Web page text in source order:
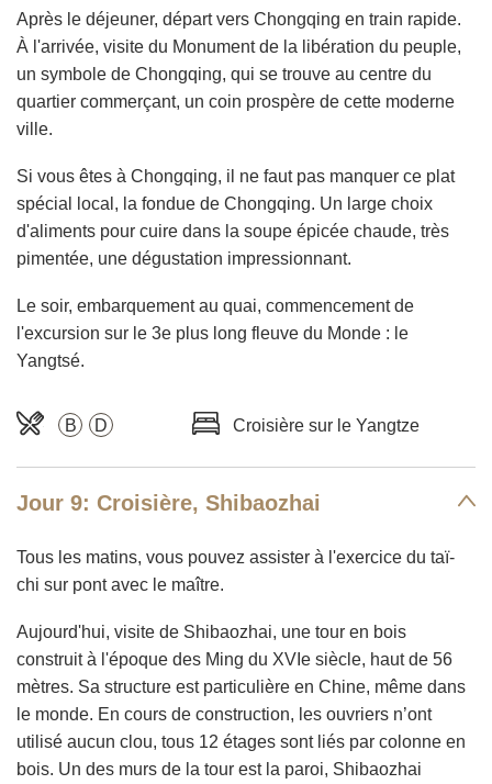
Après le déjeuner, départ vers Chongqing en train rapide.
À l'arrivée, visite du Monument de la libération du peuple,
un symbole de Chongqing, qui se trouve au centre du
quartier commerçant, un coin prospère de cette moderne
ville.
Si vous êtes à Chongqing, il ne faut pas manquer ce plat
spécial local, la fondue de Chongqing. Un large choix
d'aliments pour cuire dans la soupe épicée chaude, très
pimentée, une dégustation impressionnant.
Le soir, embarquement au quai, commencement de
l'excursion sur le 3e plus long fleuve du Monde : le
Yangtsé.
B D Croisière sur le Yangtze
Jour 9: Croisière, Shibaozhai
Tous les matins, vous pouvez assister à l'exercice du taï-
chi sur pont avec le maître.
Aujourd'hui, visite de Shibaozhai, une tour en bois
construit à l'époque des Ming du XVIe siècle, haut de 56
mètres. Sa structure est particulière en Chine, même dans
le monde. En cours de construction, les ouvriers n’ont
utilisé aucun clou, tous 12 étages sont liés par colonne en
bois. Un des murs de la tour est la paroi, Shibaozhai